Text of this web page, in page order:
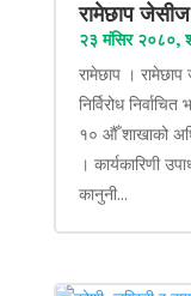
रामेछाप
२३ मंसिर २०८०,
रामेछाप ।
निर्विरोध
१० औँ शाखाको
। कार्यकारिणी
कानुनी...